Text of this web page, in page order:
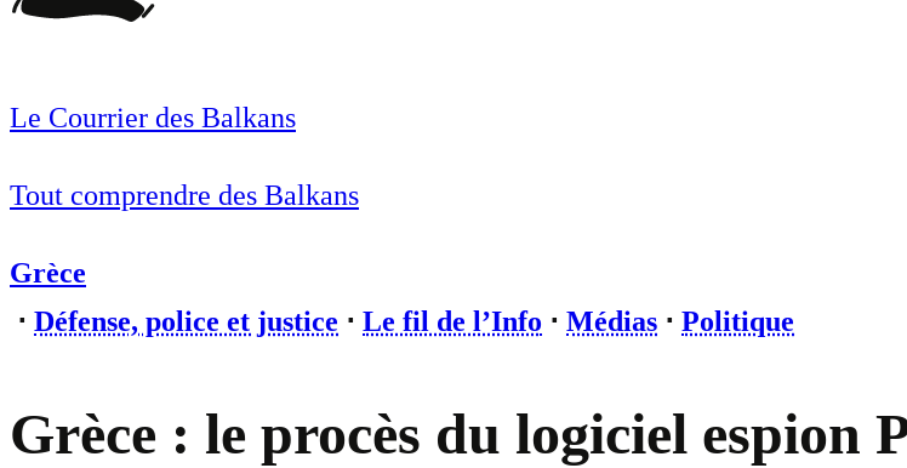
Le Courrier des Balkans
Tout comprendre des Balkans
Grèce
⋅ Défense, police et justice ⋅ Le fil de l’Info ⋅ Médias ⋅ Politique
Grèce : le procès du logiciel espion